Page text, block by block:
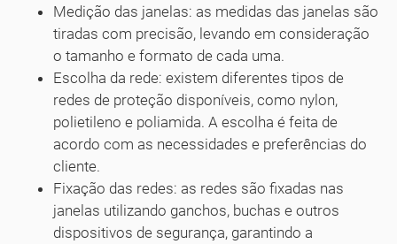
Medição das janelas: as medidas das janelas são
tiradas com precisão, levando em consideração
o tamanho e formato de cada uma.
Escolha da rede: existem diferentes tipos de
redes de proteção disponíveis, como nylon,
polietileno e poliamida. A escolha é feita de
acordo com as necessidades e preferências do
cliente.
Fixação das redes: as redes são fixadas nas
janelas utilizando ganchos, buchas e outros
dispositivos de segurança, garantindo a